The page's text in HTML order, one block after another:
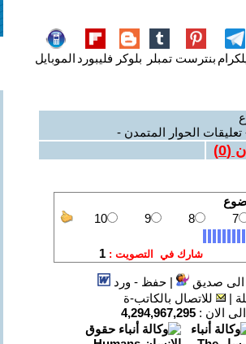
بنترست تمبلر بلوكر فليبورد الموبايل
الحوار المتمدن -
(
0
)
الى صديق |حفظ - ورد
|
للاتصال بالكاتب-ة
الان : 4,294,967,295